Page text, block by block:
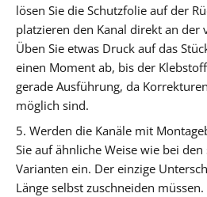
lösen Sie die Schutzfolie auf der
platzieren den Kanal direkt an der
Üben Sie etwas Druck auf das
einen Moment ab, bis der
gerade Ausführung, da
möglich sind.
5. Werden die Kanäle mit
Sie auf ähnliche Weise wie bei
Varianten ein. Der einzige
Länge selbst zuschneiden müssen.